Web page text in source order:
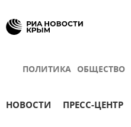
ПОЛИТИКА ОБЩЕСТВО
НОВОСТИ ПРЕСС-ЦЕНТР